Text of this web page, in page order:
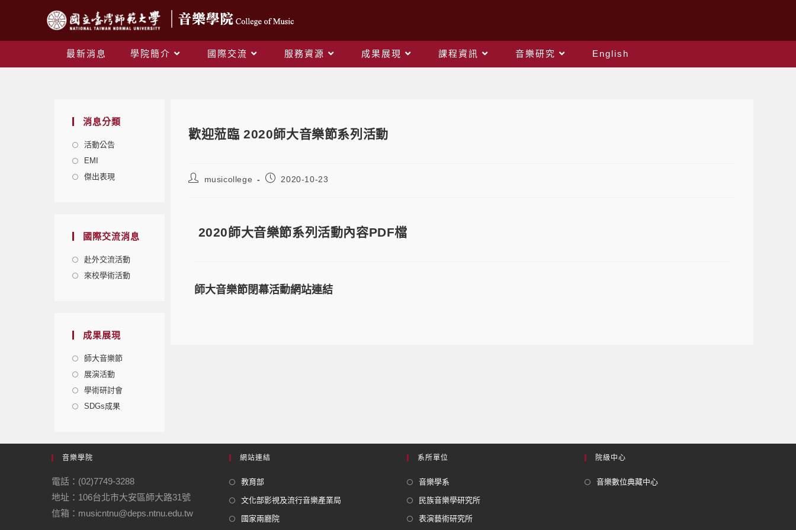
最新消息 學院簡介 國際交流 服務資源 成果展現 課程資訊 音樂研究 English
消息分類
活動公告
EMI
傑出表現
國際交流消息
赴外交流活動
來校學術活動
成果展現
師大音樂節
展演活動
學術研討會
SDGs成果
歡迎蒞臨 2020師大音樂節系列活動
musicollege 2020-10-23
2020師大音樂節系列活動內容PDF檔
師大音樂節閉幕活動網站連結
音樂學院
電話：(02)7749-3288
地址：106台北市大安區師大路31號
信箱：musicntnu@deps.ntnu.edu.tw
網站連結
教育部
文化部影視及流行音樂產業局
國家兩廳院
系所單位
音樂學系
民族音樂學研究所
表演藝術研究所
院級中心
音樂數位典藏中心